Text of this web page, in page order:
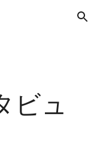
Skip to navigation
ビュ